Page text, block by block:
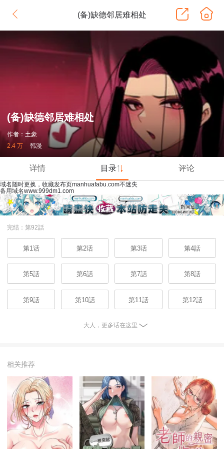
(备)缺德邻居难相处
(备)缺德邻居难相处
作者：土豪
2.4 万
韩漫
详情 目录 评论
域名随时更换，收藏发布页manhuafabu.com不迷失
备用域名www.999dm1.com
完结：第92話
第1话 第2话 第3话 第4話
第5話 第6話 第7話 第8話
第9話 第10話 第11話 第12話
大人，更多话在这里
相关推荐